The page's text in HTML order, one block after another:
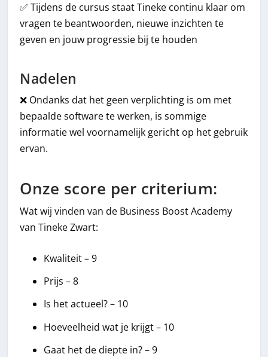
✅ Tijdens de cursus staat Tineke continu klaar om
vragen te beantwoorden, nieuwe inzichten te
geven en jouw progressie bij te houden
Nadelen
❌ Ondanks dat het geen verplichting is om met
bepaalde software te werken, is sommige
informatie wel voornamelijk gericht op het gebruik
ervan.
Onze score per criterium:
Wat wij vinden van de Business Boost Academy
van Tineke Zwart:
Kwaliteit – 9
Prijs – 8
Is het actueel? – 10
Hoeveelheid wat je krijgt – 10
Gaat het de diepte in? – 9